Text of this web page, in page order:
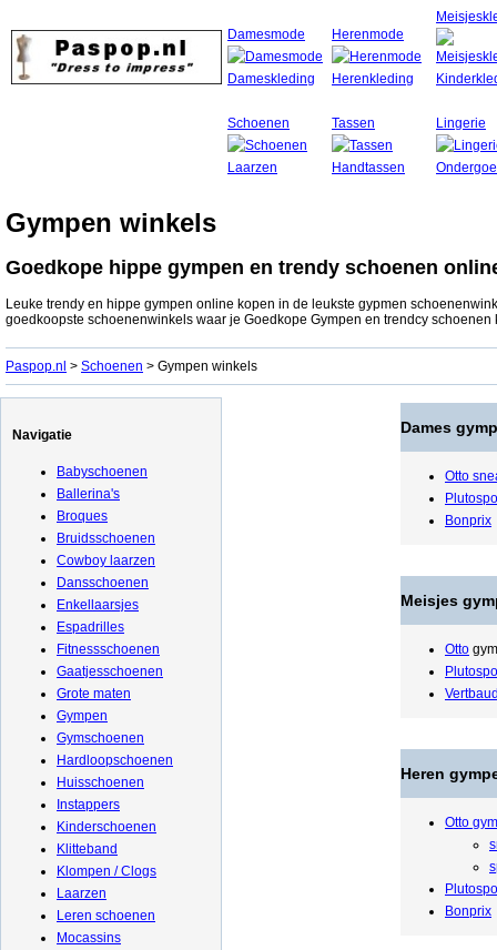
Damesmode Herenmode
Schoenen Tassen Lingerie
Gympen winkels
Goedkope hippe gympen en trendy schoenen
Leuke trendy en hippe gympen online kopen in de leukste gypmen
goedkoopste schoenenwinkels waar je Goedkope Gympen en trendcy schoenen
Paspop.nl > Schoenen > Gympen winkels
Navigatie
Babyschoenen
Ballerina's
Broques
Bruidsschoenen
Cowboy laarzen
Dansschoenen
Enkellaarsjes
Espadrilles
Fitnessschoenen
Gaatjesschoenen
Grote maten
Gympen
Gymschoenen
Hardloopschoenen
Huisschoenen
Instappers
Kinderschoenen
Klitteband
Klompen / Clogs
Laarzen
Leren schoenen
Mocassins
Dames
Otto
Bonprix
Meisjes
Otto
Heren
Otto
Bonprix